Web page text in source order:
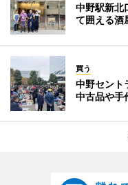
中野駅新
て囲える酒
買う
中野セン
中古品や手